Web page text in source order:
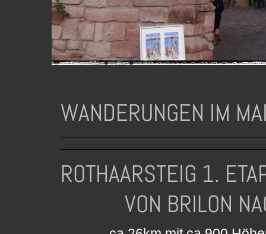
WANDERUNGEN IM
ROTHAARSTEIG 1.
VON BRILON